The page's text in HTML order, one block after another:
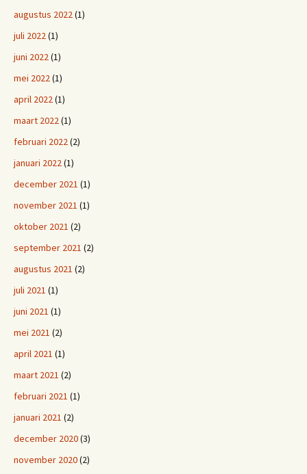
augustus 2022(1)
juli 2022(1)
juni 2022(1)
mei 2022(1)
april 2022(1)
maart 2022(1)
februari 2022(2)
januari 2022(1)
december 2021 (1)
november 2021 (1)
oktober 2021 (2)
september 2021 (2)
augustus 2021 (2)
juli 2021 (1)
juni 2021 (1)
mei 2021 (2)
april 2021 (1)
maart 2021 (2)
februari 2021 (1)
januari 2021 (2)
december 2020(3)
november 2020(2)